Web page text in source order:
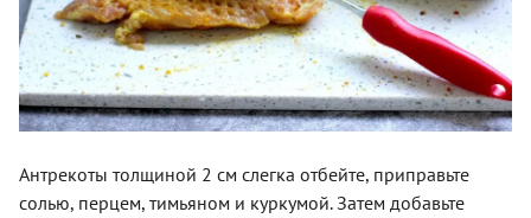
Антрекоты толщиной 2 см слегка отбейте, приправьте
солью, перцем, тимьяном и куркумой. Затем добавьте